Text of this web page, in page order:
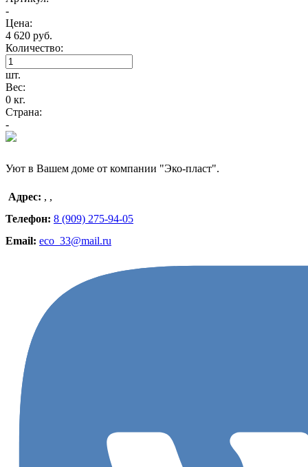
-
Цена:
4 620 руб.
Количество:
шт.
Вес:
0 кг.
Страна:
-
Уют в Вашем доме от компании "Эко-пласт".
Адрес: , ,
Телефон: 8 (909) 275-94-05
Email: eco_33@mail.ru